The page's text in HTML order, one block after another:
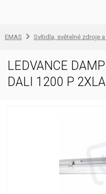
EMAS Svítidla, světelné zdroje
LEDVANCE
DALI 1200 P